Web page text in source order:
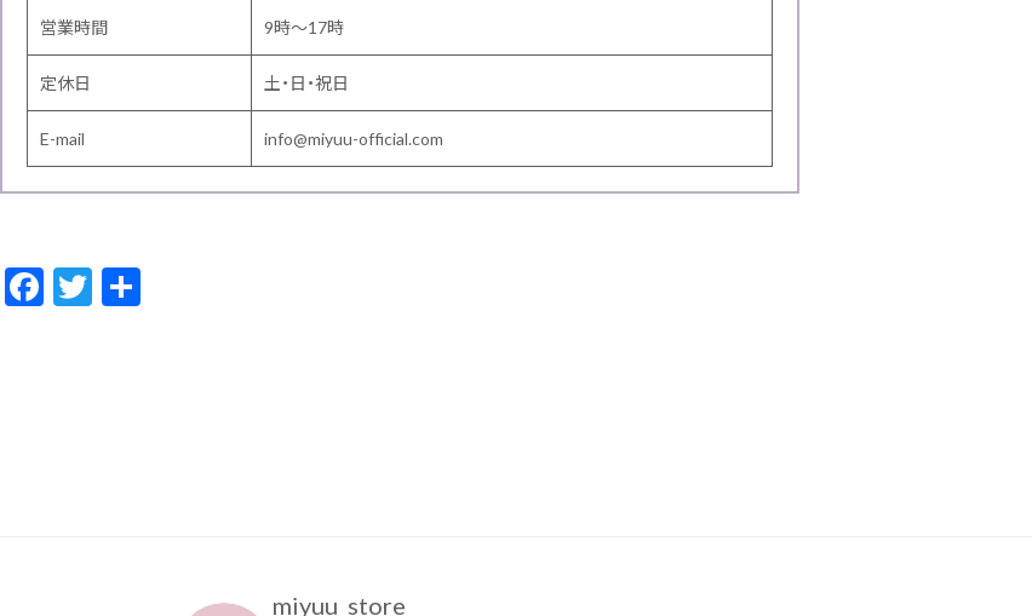
営業時間 9時～17時
定休日 土・日・祝日
E-mail info@miyuu-official.com
F
ac
T
w
miyuu_store